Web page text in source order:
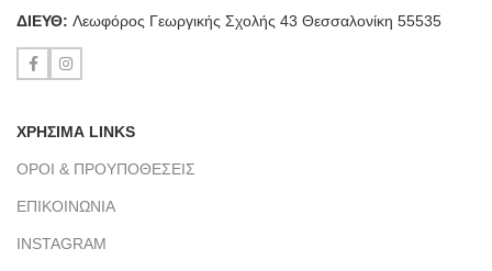
ΔΙΕΥΘ: Λεωφόρος Γεωργικής Σχολής 43 Θεσσαλονίκη 55535
ΧΡΗΣΙΜΑ LINKS
ΟΡΟΙ & ΠΡΟΥΠΟΘΕΣΕΙΣ
ΕΠΙΚΟΙΝΩΝΙΑ
INSTAGRAM